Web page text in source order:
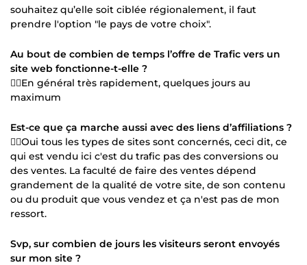
souhaitez qu’elle soit ciblée régionalement, il faut
prendre l'option "le pays de votre choix".
Au bout de combien de temps l’offre de Trafic vers un
site web fonctionne-t-elle ?
👉🏻En général très rapidement, quelques jours au
maximum
Est-ce que ça marche aussi avec des liens d’affiliations ?
👉🏻Oui tous les types de sites sont concernés, ceci dit, ce
qui est vendu ici c'est du trafic pas des conversions ou
des ventes. La faculté de faire des ventes dépend
grandement de la qualité de votre site, de son contenu
ou du produit que vous vendez et ça n'est pas de mon
ressort.
Svp, sur combien de jours les visiteurs seront envoyés
sur mon site ?